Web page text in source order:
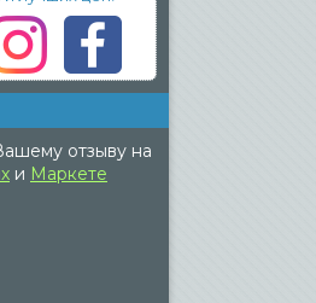
отзыву на
и Маркете